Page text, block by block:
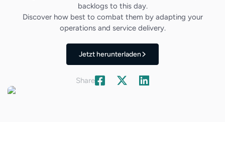
backlogs to this day.
Discover how best to combat them by adapting your
operations and service delivery.
Jetzt herunterladen
Share